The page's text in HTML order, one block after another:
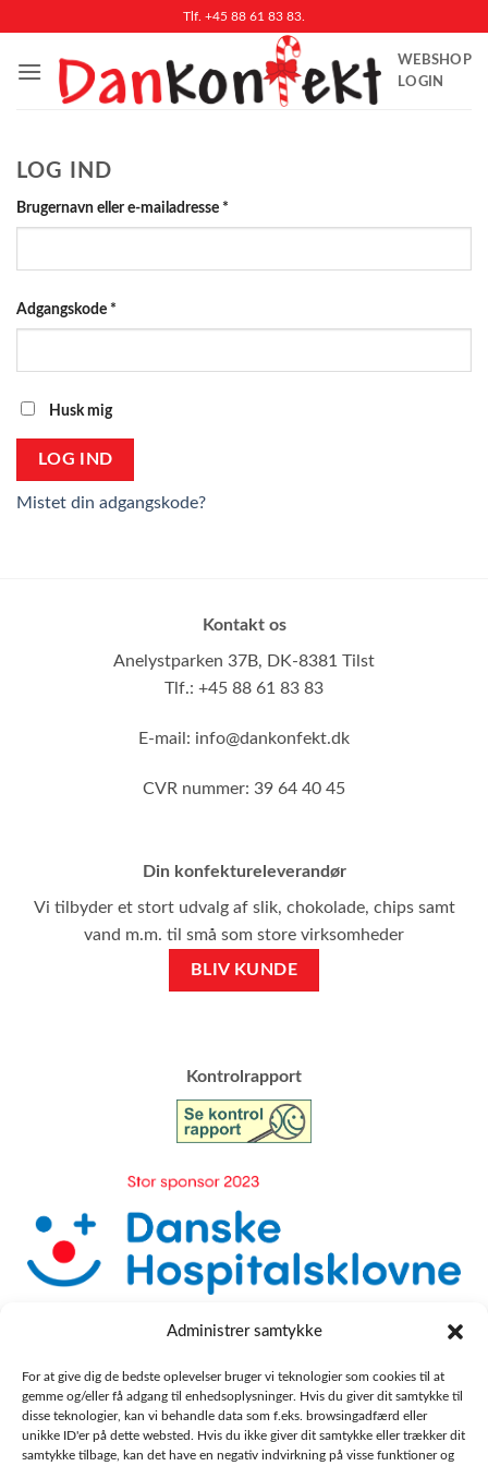
Administrer samtykke
For at give dig de bedste oplevelser bruger vi teknologier som cookies til at
gemme og/eller få adgang til enhedsoplysninger. Hvis du giver dit samtykke til
disse teknologier, kan vi behandle data som f.eks. browsingadfærd eller
unikke ID'er på dette websted. Hvis du ikke giver dit samtykke eller trækker dit
samtykke tilbage, kan det have en negativ indvirkning på visse funktioner og
indhold
Tlf. +45 88 61 83 83.
WEBSHOP
LOGIN
LOG IND
Brugernavn eller e-mailadresse *
Adgangskode *
Husk mig
LOG IND
Mistet din adgangskode?
Kontakt os
Anelystparken 37B, DK-8381 Tilst
Tlf.: +45 88 61 83 83
E-mail: info@dankonfekt.dk
CVR nummer: 39 64 40 45
Din konfektureleverandør
Vi tilbyder et stort udvalg af slik, chokolade, chips samt
vand m.m. til små som store virksomheder
BLIV KUNDE
​Kontrolrapport